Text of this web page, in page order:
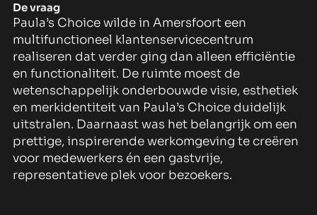
De vraag
Paula’s Choice wilde in Amersfoort een
multifunctioneel klantenservicecentrum
realiseren dat verder ging dan alleen efficiëntie
en functionaliteit. De ruimte moest de
wetenschappelijk onderbouwde visie, esthetiek
en merkidentiteit van Paula’s Choice duidelijk
uitstralen. Daarnaast was het belangrijk om een
prettige, inspirerende werkomgeving te creëren
voor medewerkers én een gastvrije,
representatieve plek voor bezoekers.